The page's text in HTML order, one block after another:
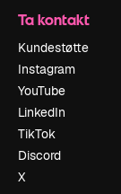
Ta kontakt
Kundestøtte
Instagram
YouTube
LinkedIn
TikTok
Discord
X